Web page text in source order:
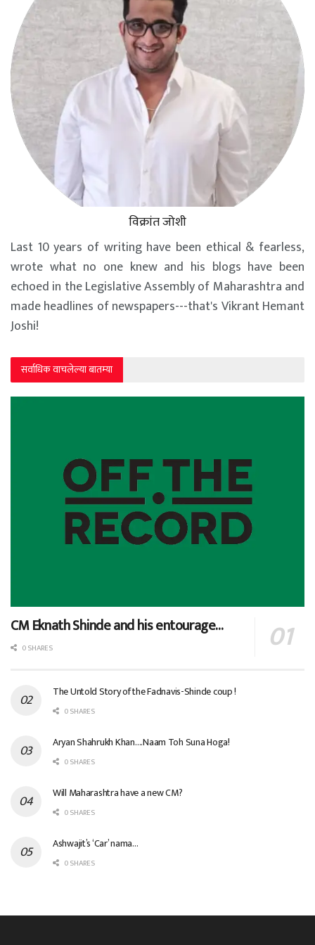
विक्रांत जोशी
Last 10 years of writing have been ethical & fearless,
wrote what no one knew and his blogs have been
echoed in the Legislative Assembly of Maharashtra and
made headlines of newspapers---that's Vikrant Hemant
Joshi!
सर्वाधिक वाचलेल्या बातम्या
CM Eknath Shinde and his entourage…
0 SHARES
The Untold Story of the Fadnavis-Shinde coup !
0 SHARES
Aryan Shahrukh Khan….Naam Toh Suna Hoga!
0 SHARES
Will Maharashtra have a new CM?
0 SHARES
Ashwajit’s ‘Car’ nama…
0 SHARES